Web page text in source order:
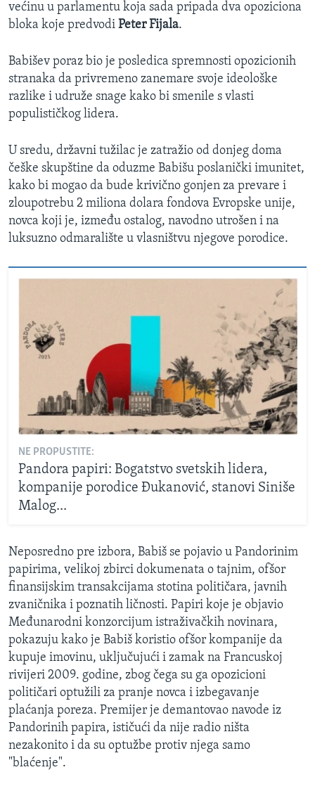
većinu u parlamentu koja sada pripada dva opoziciona
bloka koje predvodi Peter Fijala.
Babišev poraz bio je posledica spremnosti opozicionih
stranaka da privremeno zanemare svoje ideološke
razlike i udruže snage kako bi smenile s vlasti
populističkog lidera.
U sredu, državni tužilac je zatražio od donjeg doma
češke skupštine da oduzme Babišu poslanički imunitet,
kako bi mogao da bude krivično gonjen za prevare i
zloupotrebu 2 miliona dolara fondova Evropske unije,
novca koji je, između ostalog, navodno utrošen i na
luksuzno odmaralište u vlasništvu njegove porodice.
NE PROPUSTITE:
Pandora papiri: Bogatstvo svetskih lidera,
kompanije porodice Đukanović, stanovi Siniše
Malog...
Neposredno pre izbora, Babiš se pojavio u Pandorinim
papirima, velikoj zbirci dokumenata o tajnim, ofšor
finansijskim transakcijama stotina političara, javnih
zvaničnika i poznatih ličnosti. Papiri koje je objavio
Međunarodni konzorcijum istraživačkih novinara,
pokazuju kako je Babiš koristio ofšor kompanije da
kupuje imovinu, uključujući i zamak na Francuskoj
rivijeri 2009. godine, zbog čega su ga opozicioni
političari optužili za pranje novca i izbegavanje
plaćanja poreza. Premijer je demantovao navode iz
Pandorinih papira, ističući da nije radio ništa
nezakonito i da su optužbe protiv njega samo
"blaćenje".